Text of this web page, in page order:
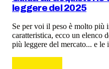
leggere del 2025
Se per voi il peso è molto più
caratteristica, ecco un elenco
più leggere del mercato... e le